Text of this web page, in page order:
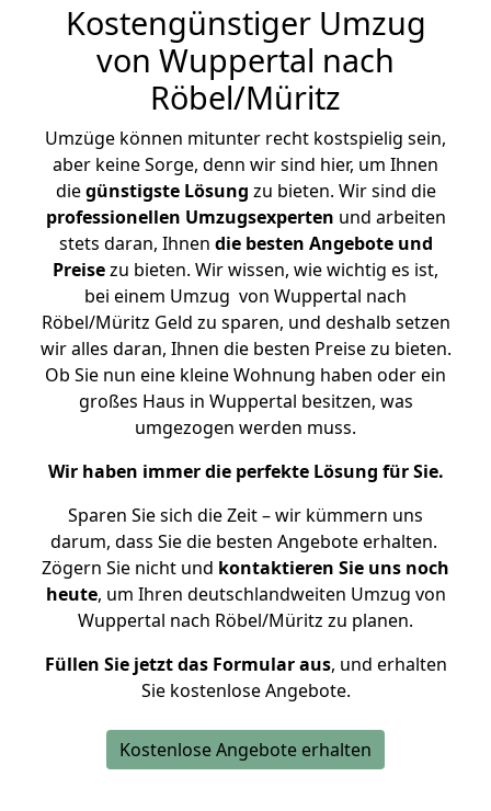
Kostengünstiger Umzug
von Wuppertal nach
Röbel/Müritz
Umzüge können mitunter recht kostspielig sein,
aber keine Sorge, denn wir sind hier, um Ihnen
diegünstigste Lösung zu bieten. Wir sind die
professionellen Umzugsexperten und arbeiten
stets daran, Ihnen die besten Angebote und
Preisezu bieten. Wir wissen, wie wichtig es ist,
bei einem Umzug von Wuppertal nach
Röbel/Müritz Geld zu sparen, und deshalb setzen
wir alles daran, Ihnen die besten Preise zu bieten.
Ob Sie nun eine kleine Wohnung haben oder ein
großes Haus in Wuppertal besitzen, was
umgezogen werden muss.
Wir haben immer die perfekte Lösung für Sie.
Sparen Sie sich die Zeit – wir kümmern uns
darum, dass Sie die besten Angebote erhalten.
Zögern Sie nicht und kontaktieren Sie uns noch
heute, um Ihren deutschlandweiten Umzug von
Wuppertal nach Röbel/Müritz zu planen.
Füllen Sie jetzt das Formular aus, und erhalten
Sie kostenlose Angebote.
Kostenlose Angebote erhalten